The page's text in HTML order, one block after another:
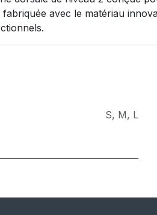
fabriquée avec le matériau
S, M, L